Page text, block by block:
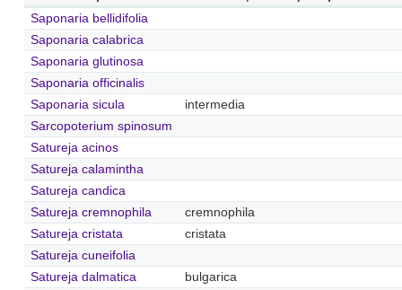
Saponaria bellidifolia
Saponaria calabrica
Saponaria glutinosa
Saponaria officinalis
Saponaria sicula
intermedia
Sarcopoterium spinosum
Satureja acinos
Satureja calamintha
Satureja candica
Satureja cremnophila
cremnophila
Satureja cristata
cristata
Satureja cuneifolia
Satureja dalmatica
bulgarica